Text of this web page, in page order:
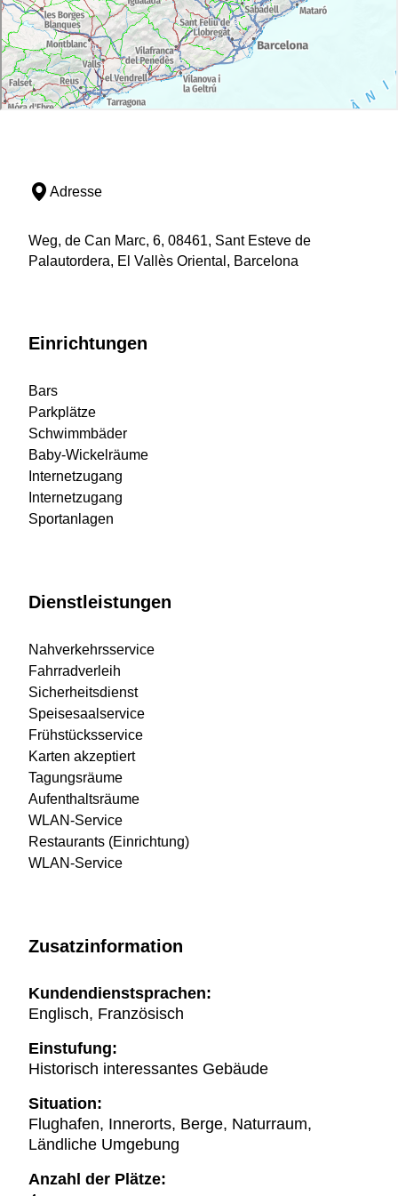
Adresse
Weg, de Can Marc, 6, 08461, Sant Esteve de
Palautordera, El Vallès Oriental, Barcelona
Einrichtungen
Bars
Parkplätze
Schwimmbäder
Baby-Wickelräume
Internetzugang
Internetzugang
Sportanlagen
Dienstleistungen
Nahverkehrsservice
Fahrradverleih
Sicherheitsdienst
Speisesaalservice
Frühstücksservice
Karten akzeptiert
Tagungsräume
Aufenthaltsräume
WLAN-Service
Restaurants (Einrichtung)
WLAN-Service
Zusatzinformation
Kundendienstsprachen:
Englisch, Französisch
Einstufung:
Historisch interessantes Gebäude
Situation:
Flughafen, Innerorts, Berge, Naturraum,
Ländliche Umgebung
Anzahl der Plätze: